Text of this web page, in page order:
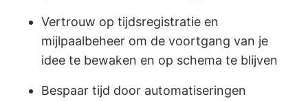
Vertrouw op tijdsregistratie en
mijlpaalbeheer om de voortgang van je
idee te bewaken en op schema te blijven
Bespaar tijd door automatiseringen